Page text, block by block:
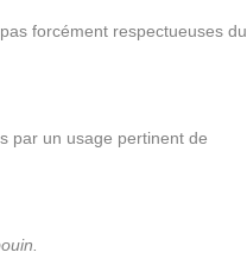
forcément respectueuses du
par un usage pertinent de